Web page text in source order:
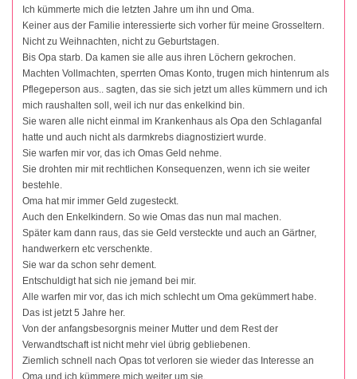
Ich kümmerte mich die letzten Jahre um ihn und Oma.
Keiner aus der Familie interessierte sich vorher für meine Grosseltern.
Nicht zu Weihnachten, nicht zu Geburtstagen.
Bis Opa starb. Da kamen sie alle aus ihren Löchern gekrochen.
Machten Vollmachten, sperrten Omas Konto, trugen mich hintenrum als
Pflegeperson aus.. sagten, das sie sich jetzt um alles kümmern und ich
mich raushalten soll, weil ich nur das enkelkind bin.
Sie waren alle nicht einmal im Krankenhaus als Opa den Schlaganfal
hatte und auch nicht als darmkrebs diagnostiziert wurde.
Sie warfen mir vor, das ich Omas Geld nehme.
Sie drohten mir mit rechtlichen Konsequenzen, wenn ich sie weiter
bestehle.
Oma hat mir immer Geld zugesteckt.
Auch den Enkelkindern. So wie Omas das nun mal machen.
Später kam dann raus, das sie Geld versteckte und auch an Gärtner,
handwerkern etc verschenkte.
Sie war da schon sehr dement.
Entschuldigt hat sich nie jemand bei mir.
Alle warfen mir vor, das ich mich schlecht um Oma gekümmert habe.
Das ist jetzt 5 Jahre her.
Von der anfangsbesorgnis meiner Mutter und dem Rest der
Verwandtschaft ist nicht mehr viel übrig gebliebenen.
Ziemlich schnell nach Opas tot verloren sie wieder das Interesse an
Oma und ich kümmere mich weiter um sie.